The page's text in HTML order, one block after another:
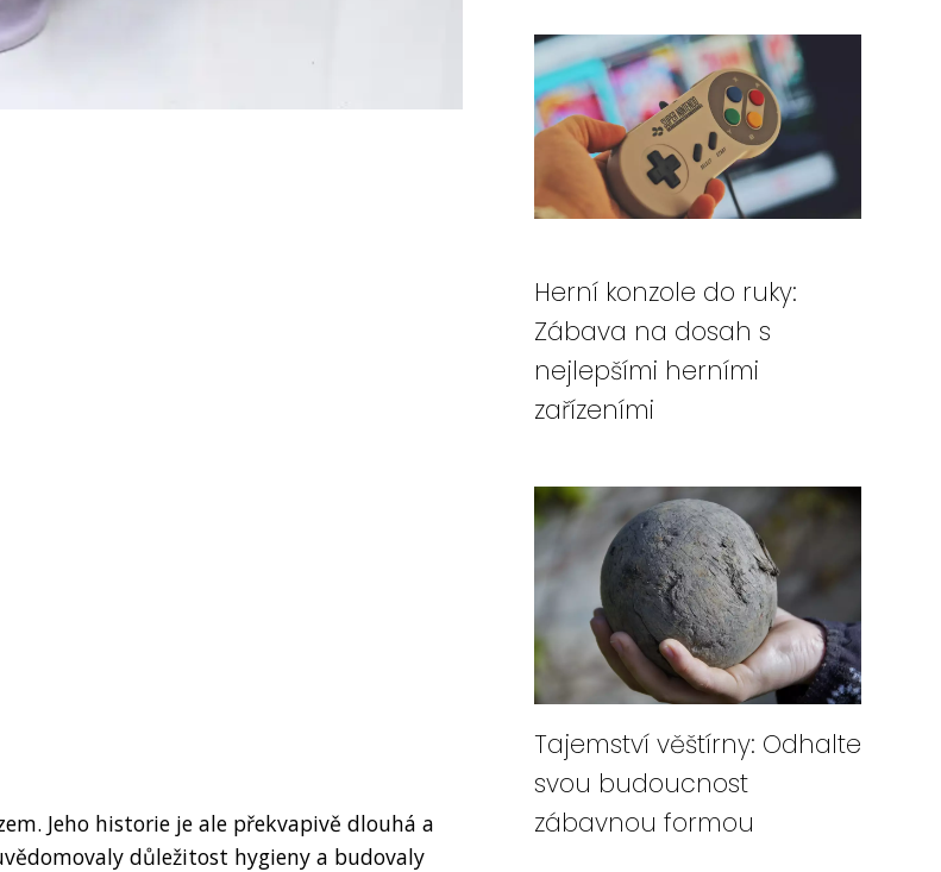
Jeho historie je ale překvapivě dlouhá a
důležitost hygieny a budovaly
Herní konzole do ruky:
Zábava na dosah s
nejlepšími herními
zařízeními
Tajemství věštírny: Odhalte
svou budoucnost
zábavnou formou